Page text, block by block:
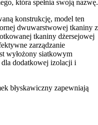
która spełnia swoją nazwę.
konstrukcję, model ten
dwuwarstwowej tkaniny z
tkaniny dżersejowej
zarządzanie
wyłożony siatkowym
dodatkowej izolacji i
błyskawiczny zapewniają